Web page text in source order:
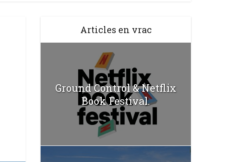
Articles en vrac
Ground Control & Netflix
Book Festival.